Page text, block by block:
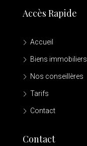
Accès Rapide
Accueil
Biens immobiliers
Nos conseillères
Tarifs
Contact
Contact